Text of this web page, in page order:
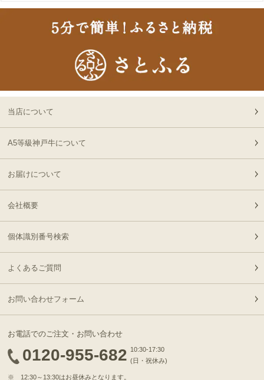
2026-
08-06
12:40:00
県
８千円
2026-
08-06
11:40:00
東京都
神戸牛食べ比べセット 焼
肉懐石「極」◆焼肉
2026-
神戸牛カタログギフト
21
02:32:00
22
08-05
東京都
神戸牛目録 選べるセッ
24
21:10:00
１万円
26
2026-
08-05
大阪府
神戸牛食べ比べセット 焼
肉懐石「彩」◆焼肉
当店について
A5等級神戸牛について
お届けについて
会社概要
個体識別番号検索
よくあるご質問
お問い合わせフォーム
お電話でのご注文・お問い合わせ
0120-955-682 10:30-17:30
(日・祝休み)
※ 12:30～13:30はお昼休みとなります。